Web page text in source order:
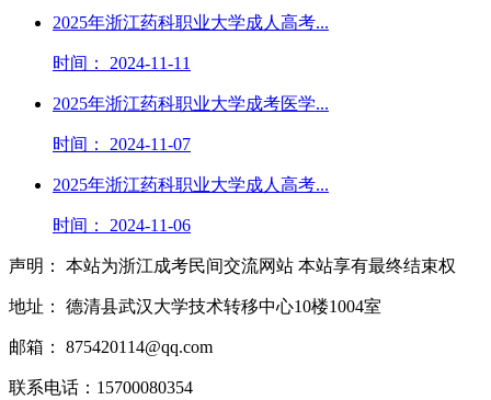
2025年浙江药科职业大学成人高考...
时间： 2024-11-11
2025年浙江药科职业大学成考医学...
时间： 2024-11-07
2025年浙江药科职业大学成人高考...
时间： 2024-11-06
声明： 本站为浙江成考民间交流网站 本站享有最终结束权
地址： 德清县武汉大学技术转移中心10楼1004室
邮箱： 875420114@qq.com
联系电话：15700080354